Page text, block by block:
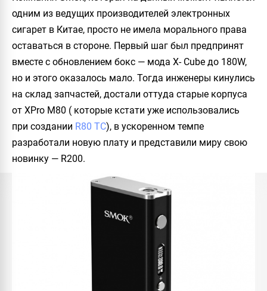
одним из ведущих производителей электронных
сигарет в Китае, просто не имела морального права
оставаться в стороне. Первый шаг был предпринят
вместе с обновлением бокс — мода X- Cube до 180W,
но и этого оказалось мало. Тогда инженеры кинулись
на склад запчастей, достали оттуда старые корпуса
от XPro M80 ( которые кстати уже использовались
при создании R80 TC), в ускоренном темпе
разработали новую плату и представили миру свою
новинку — R200.